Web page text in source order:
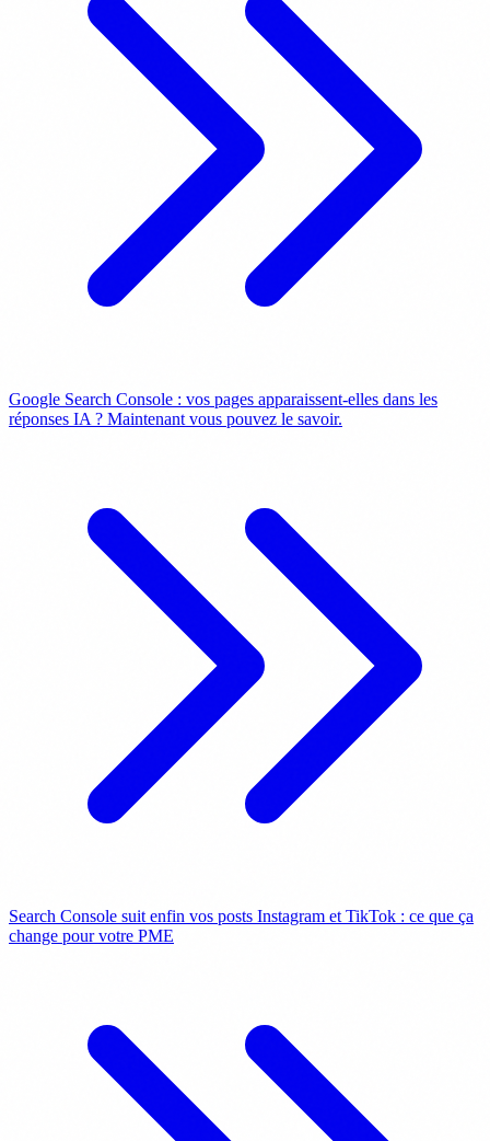
Google Search Console : vos pages apparaissent-elles dans les
réponses IA ? Maintenant vous pouvez le savoir.
Search Console suit enfin vos posts Instagram et TikTok : ce que ça
change pour votre PME